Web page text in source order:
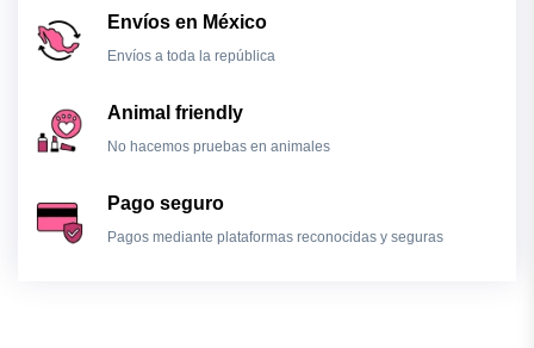
Envíos en México
Envíos a toda la república
Animal friendly
No hacemos pruebas en animales
Pago seguro
Pagos mediante plataformas reconocidas y seguras